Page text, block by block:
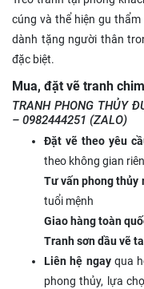
cúng và thể hiện gu
dành tặng người thân
đặc biệt.
Mua, đặt vẽ tranh
TRANH PHONG THỦY
– 0982444251 (ZALO)
Đặt vẽ theo yêu
theo không gian
Tư vấn phong thủy
tuổi mệnh
Giao hàng toàn
Tranh sơn dầu vẽ
Liên hệ ngayqua
phong thủy, lựa